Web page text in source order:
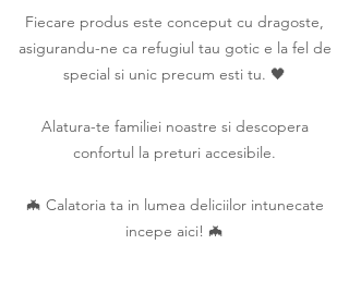
Fiecare produs este conceput cu dragoste,
asigurandu-ne ca refugiul tau gotic e la fel de
special si unic precum esti tu. 🖤
Alatura-te familiei noastre si descopera
confortul la preturi accesibile.
🦇 Calatoria ta in lumea deliciilor intunecate
incepe aici! 🦇